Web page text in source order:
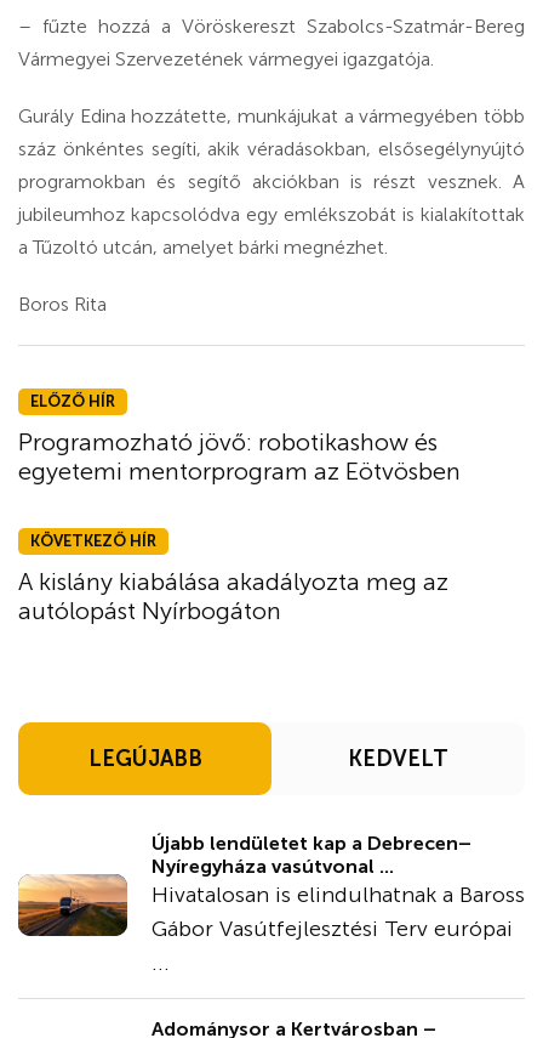
– fűzte hozzá a Vöröskereszt Szabolcs-Szatmár-Bereg
Vármegyei Szervezetének vármegyei igazgatója.
Gurály Edina hozzátette, munkájukat a vármegyében több
száz önkéntes segíti, akik véradásokban, elsősegélynyújtó
programokban és segítő akciókban is részt vesznek. A
jubileumhoz kapcsolódva egy emlékszobát is kialakítottak
a Tűzoltó utcán, amelyet bárki megnézhet.
Boros Rita
ELŐZŐ HÍR
Programozható jövő: robotikashow és
egyetemi mentorprogram az Eötvösben
KÖVETKEZŐ HÍR
A kislány kiabálása akadályozta meg az
autólopást Nyírbogáton
LEGÚJABB KEDVELT
Újabb lendületet kap a Debrecen–
Nyíregyháza vasútvonal ...
Hivatalosan is elindulhatnak a Baross
Gábor Vasútfejlesztési Terv európai
...
Adománysor a Kertvárosban –